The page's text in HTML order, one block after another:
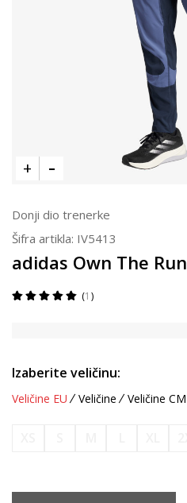
Donji dio trenerke
Šifra artikla: IV5413
adidas Own The Run
1
Izaberite veličinu:
Veličine EU Veličine Veličine CM